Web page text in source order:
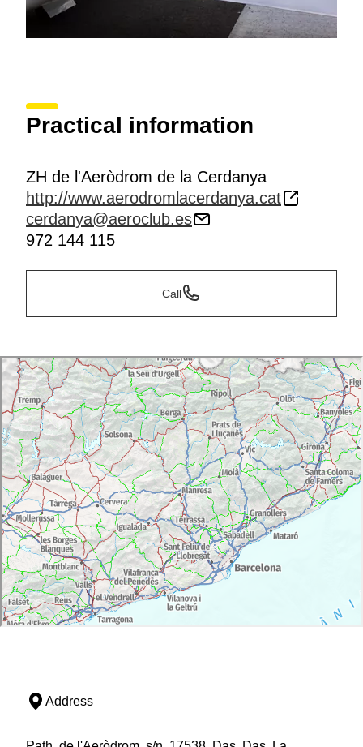
Practical information
ZH de l'Aeròdrom de la Cerdanya
http://www.aerodromlacerdanya.cat
cerdanya@aeroclub.es
972 144 115
Call
Address